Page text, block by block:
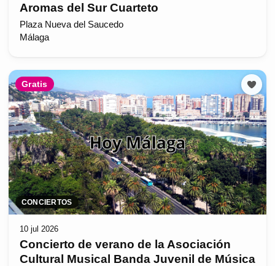
Aromas del Sur Cuarteto
Plaza Nueva del Saucedo
Málaga
Gratis
CONCIERTOS
10 jul 2026
Concierto de verano de la Asociación
Cultural Musical Banda Juvenil de Música